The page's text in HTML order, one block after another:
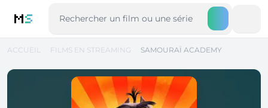
MS
ACCUEIL FILMS EN STREAMING SAMOURAÏ ACADEMY